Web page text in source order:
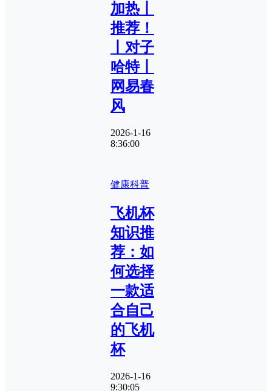
加热丨
推荐！
丨对子
哈特丨
网易春
风
2026-1-16
8:36:00
健康科普
飞机杯
知识推
荐：如
何选择
一款适
合自己
的飞机
杯
2026-1-16
9:30:05